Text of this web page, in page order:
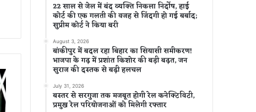
22 साल से जेल में बंद व्यक्ति निकला निर्दोष, हाई
कोर्ट की एक गलती की वजह से जिंदगी हो गई बर्बाद;
सुप्रीम कोर्ट ने किया बरी
August 3, 2026
बांकीपुर में बदल रहा बिहार का सियासी समीकरण!
भाजपा के गढ़ में प्रशांत किशोर की बड़ी बढ़त, जन
सुराज की दस्तक से बढ़ी हलचल
July 31, 2026
बस्तर से सरगुजा तक मजबूत होगी रेल कनेक्टिविटी,
प्रमुख रेल परियोजनाओं को मिलेगी रफ्तार